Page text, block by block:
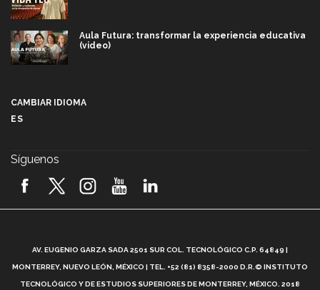
Aula Futura: transformar la experiencia educativa
(video)
2026! (video)
¿Cómo es el Modelo Educativo Tec? (video)
CAMBIAR IDIOMA
ES
Síguenos
AV. EUGENIO GARZA SADA 2501 SUR COL. TECNOLÓGICO C.P. 64849 |
MONTERREY, NUEVO LEÓN, MÉXICO | TEL. +52 (81) 8358-2000 D.R.© INSTITUTO
TECNOLÓGICO Y DE ESTUDIOS SUPERIORES DE MONTERREY, MÉXICO. 2018